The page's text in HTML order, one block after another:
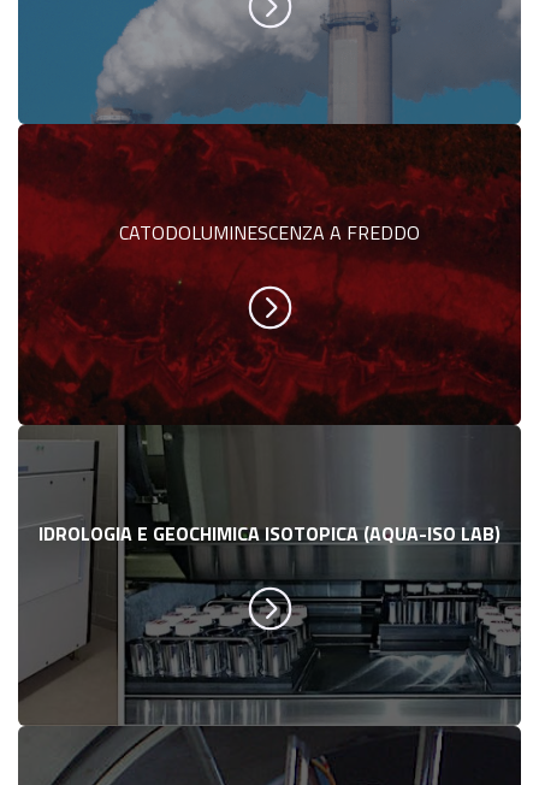
CATODOLUMINESCENZA A FREDDO
IDROLOGIA E GEOCHIMICA ISOTOPICA (AQUA-ISO LAB)